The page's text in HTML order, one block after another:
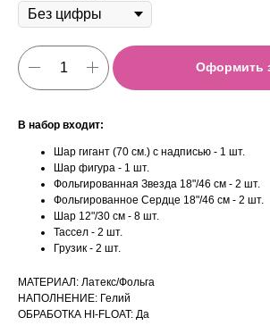
Оформить
В набор входит:
Шар гигант (70 см.) с надписью - 1 шт.
Шар фигура - 1 шт.
Фольгированная Звезда 18"/46 см - 2 шт.
Фольгированное Сердце 18"/46 см - 2 шт.
Шар 12"/30 см - 8 шт.
Тассел - 2 шт.
Грузик - 2 шт.
МАТЕРИАЛ: Латекс/Фольга
НАПОЛНЕНИЕ: Гелий
ОБРАБОТКА HI-FLOAT: Да